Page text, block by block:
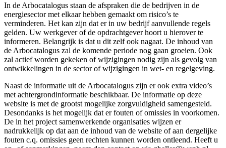
In de Arbocatalogus staan de afspraken die de bedrijven in de
energiesector met elkaar hebben gemaakt om risico’s te
verminderen. Het kan zijn dat er in uw bedrijf aanvullende regels
gelden. Uw werkgever of de opdrachtgever hoort u hierover te
informeren. Belangrijk is dat u dit zelf ook nagaat. De inhoud van
de Arbocatalogus zal de komende periode nog gaan groeien. Ook
zal actief worden gekeken of wijzigingen nodig zijn als gevolg van
ontwikkelingen in de sector of wijzigingen in wet- en regelgeving.
Naast de informatie uit de Arbocatalogus zijn er ook extra video’s
met achtergrondinformatie beschikbaar. De informatie op deze
website is met de grootst mogelijke zorgvuldigheid samengesteld.
Desondanks is het mogelijk dat er fouten of omissies in voorkomen.
De in het project samenwerkende organisaties wijzen er
nadrukkelijk op dat aan de inhoud van de website of aan dergelijke
fouten c.q. omissies geen rechten kunnen worden ontleend. Heeft u